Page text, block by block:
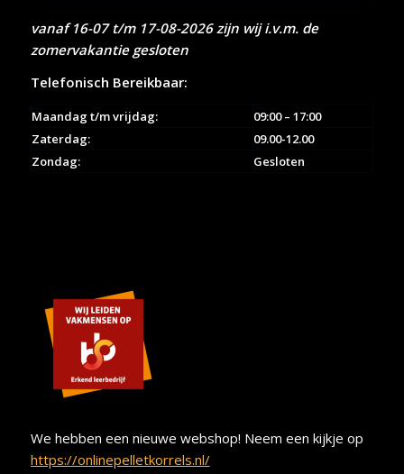
vanaf 16-07 t/m 17-08-2026 zijn wij i.v.m. de
zomervakantie gesloten
Telefonisch Bereikbaar:
Maandag t/m vrijdag:
09:00 – 17:00
Zaterdag:
09.00-12.00
Zondag:
Gesloten
We hebben een nieuwe webshop! Neem een kijkje op
https://onlinepelletkorrels.nl/